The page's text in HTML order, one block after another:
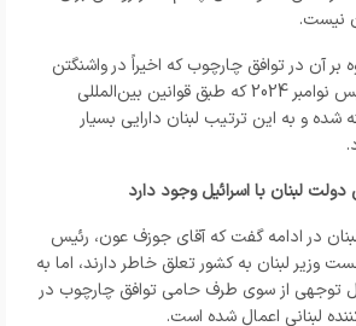
نیست.
آن در توافق چارچوب که اخیراً در واشنگتن
امضا شد، توافق آتش بس نوامبر 2024 که طبق قوانین بین‌المللی
شده و به این ترتیب لبنان دارایی بسیار
لبنان با اسرائیل وجود دارد
لبنان در ادامه گفت که آقای جوزف عون، رئیس
وزیر لبنان به کشور تعلق خاطر دارند، اما به
توجهی از سوی طرف حامی توافق چارچوب در
لبنانی اعمال شده است.